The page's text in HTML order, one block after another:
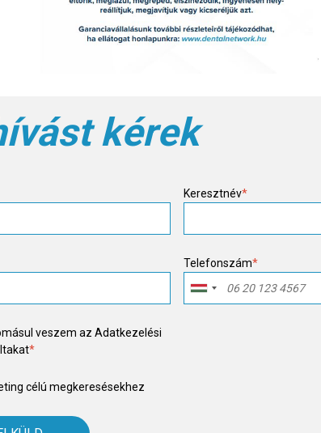
kérek
Keresztnév*
Telefonszám*
veszem az Adatkezelési
*
célú megkeresésekhez